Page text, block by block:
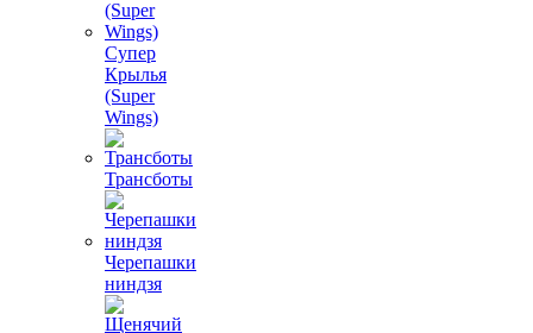
Супер
Крылья
(Super
Wings)
Трансботы
Черепашки
ниндзя